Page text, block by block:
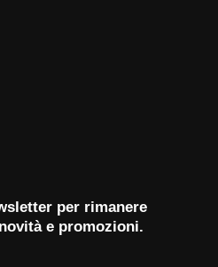
per rimanere
e promozioni.